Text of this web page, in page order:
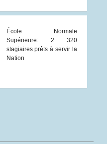
École Normale
Supérieure: 2 320
stagiaires prêts à servir la
Nation